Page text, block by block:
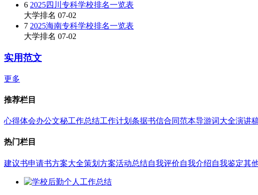
6 2025四川专科学校排名一览表
大学排名 07-02
7 2025海南专科学校排名一览表
大学排名 07-02
实用范文
更多
推荐栏目
心得体会办公文秘工作总结工作计划 条据书信合同范本导游词大全演讲
热门栏目
建议书申请书方案大全策划方案活动总结自我评价自我介绍自我鉴定其